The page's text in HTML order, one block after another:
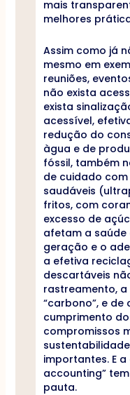
mais
melhores
Assim como já
mesmo em
reuniões,
não exista
exista
acessível,
redução do
àgua e de
fóssil, também
de cuidado
saudáveis
fritos, com
excesso de
afetam a
geração e o
a efetiva
descartáveis
rastreamento,
“carbono”, e
cumprimento
compromissos
importantes. E
accounting”
pauta.